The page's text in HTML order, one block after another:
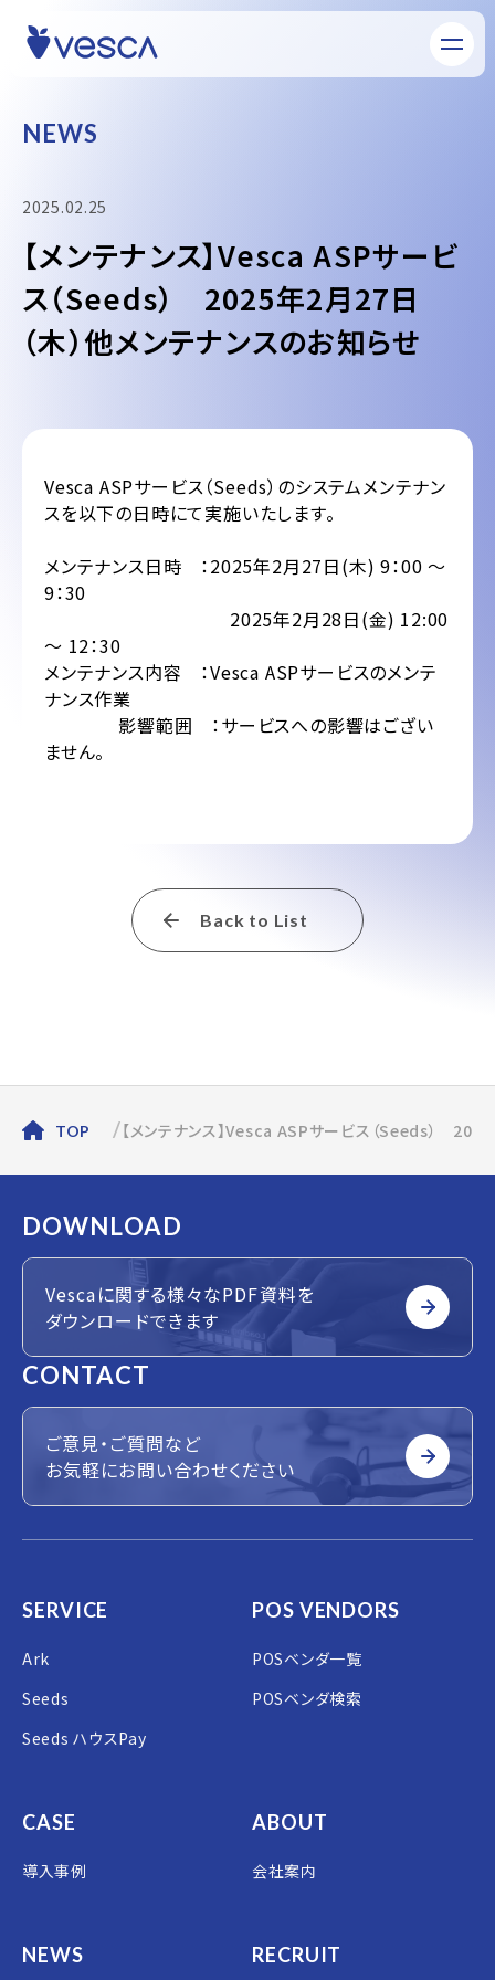
NEWS
2025.02.25
【メンテナンス】Vesca ASPサービ
ス（Seeds） 2025年2月27日
（木）他メンテナンスのお知らせ
Vesca ASPサービス（Seeds）のシステムメンテナン
スを以下の日時にて実施いたします。
メンテナンス日時 ：2025年2月27日(木) 9：00 ～
9：30
2025年2月28日(金) 12:00
～ 12：30
メンテナンス内容 ：Vesca ASPサービスのメンテ
ナンス作業
影響範囲 ：サービスへの影響はござい
ません。
Back to List
TOP 【メンテナンス】Vesca ASPサービス（Seeds）
DOWNLOAD
Vescaに関する様々なPDF資料を
ダウンロードできます
CONTACT
ご意見・ご質問など
お気軽にお問い合わせください
SERVICE
Ark
Seeds
Seeds ハウスPay
POS VENDORS
POSベンダ一覧
POSベンダ検索
CASE
導入事例
ABOUT
会社案内
NEWS RECRUIT